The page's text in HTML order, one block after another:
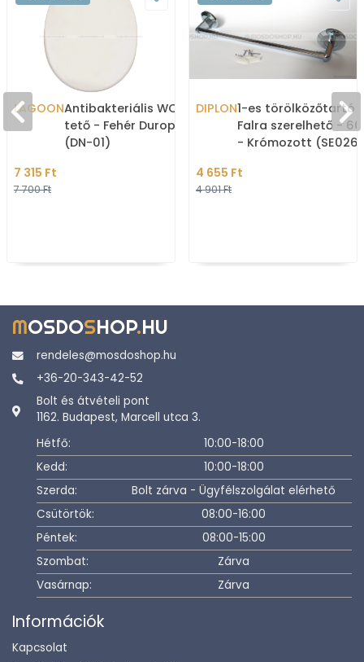
LAGOONAntibakteriális WC ülőke,
tető - Fehér Duroplast
(DN-01)
7 315 Ft
7 700 Ft
DIPLON1-es törölközőtartó -
Falra szerelhető - 60 cm
- Krómozott
4 655 Ft
4 901 Ft
MOSDOSHOP.HU
rendeles@mosdoshop.hu
+36-20-343-42-52
Bolt és átvételi pont
1162. Budapest, Marcell utca 3.
Hétfő:
10:00-18:00
Kedd:
10:00-18:00
Szerda:
Bolt zárva - Ügyfélszolgálat elérhető
Csütörtök:
08:00-16:00
Péntek:
08:00-15:00
Szombat:
Zárva
Vasárnap:
Zárva
Információk
Kapcsolat